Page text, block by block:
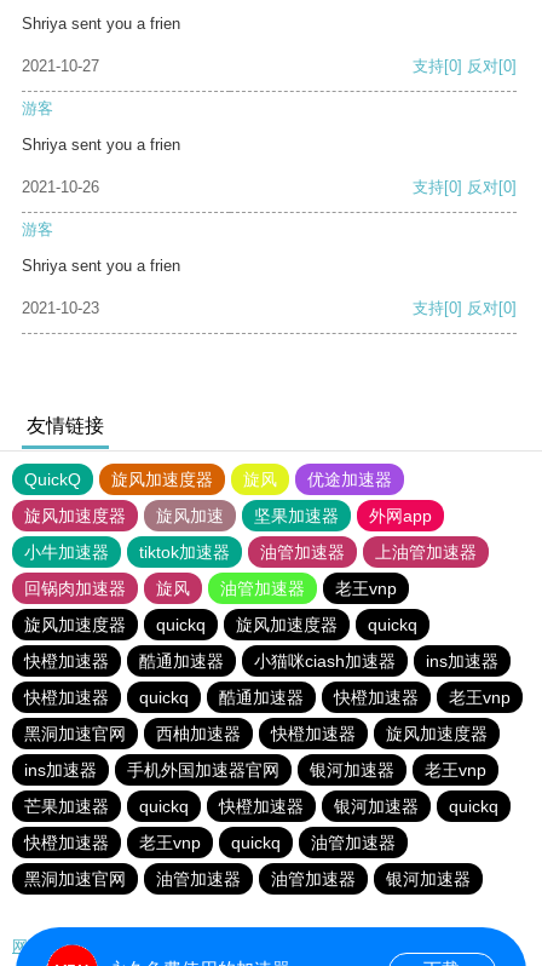
Shriya sent you a frien
2021-10-27 支持[0] 反对[0]
游客
Shriya sent you a frien
2021-10-26 支持[0] 反对[0]
游客
Shriya sent you a frien
2021-10-23 支持[0] 反对[0]
友情链接
QuickQ 旋风加速度器 旋风
优途加速器
旋风加速度器
旋风加速 坚果加速器
外网app
小牛加速器
tiktok加速器 油管加速器
上油管加速器
回锅肉加速器
旋风 油管加速器
老王vnp
旋风加速度器
quickq 旋风加速度器
quickq
快橙加速器
酷通加速器 小猫咪ciash加速器
ins加速器
快橙加速器
quickq 酷通加速器 快橙加速器
老王vnp
黑洞加速官网
西柚加速器 快橙加速器
旋风加速度器
ins加速器
手机外国加速器官网 银河加速器
老王vnp
芒果加速器
quickq 快橙加速器 银河加速器
quickq
快橙加速器
老王vnp quickq
油管加速器
黑洞加速官网
油管加速器 油管加速器 银河加速器
网站地图